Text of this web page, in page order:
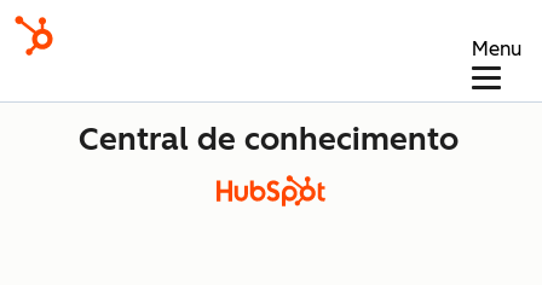
Menu
Central de conhecimento